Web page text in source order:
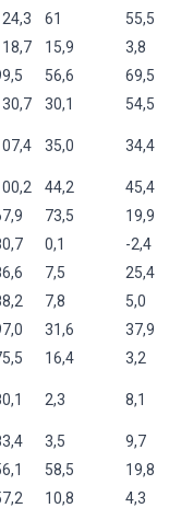
61
55,5
15,9
3,8
56,6
69,5
30,1
54,5
35,0 34,4
44,2
45,4
73,5
19,9
0,1
-2,4
7,5
25,4
7,8
5,0
31,6
37,9
16,4
3,2
2,3 8,1
3,5
9,7
58,5
19,8
10,8
4,3